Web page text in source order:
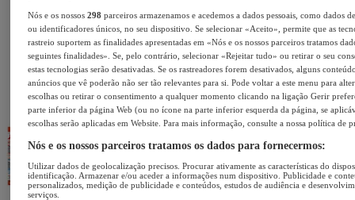
Nós e os nossos298 parceiros armazenamos e acedemos a dados pessoais, como dados
ou identificadores únicos, no seu dispositivo. Se selecionar «Aceito», permite que as
rastreio suportem as finalidades apresentadas em «Nós e os nossos parceiros tratamos
seguintes finalidades». Se, pelo contrário, selecionar «Rejeitar tudo» ou retirar o seu
estas tecnologias serão desativadas. Se os rastreadores forem desativados, alguns
anúncios que vê poderão não ser tão relevantes para si. Pode voltar a este menu para
escolhas ou retirar o consentimento a qualquer momento clicando na ligação Gerir
parte inferior da página Web (ou no ícone na parte inferior esquerda da página, se
escolhas serão aplicadas em Website. Para mais informação, consulte a nossa política de
Nós e os nossos parceiros tratamos os dados para fornecermos:
Utilizar dados de geolocalização precisos. Procurar ativamente as características do
identificação. Armazenar e/ou aceder a informações num dispositivo. Publicidade e
personalizados, medição de publicidade e conteúdos, estudos de audiência e
serviços.